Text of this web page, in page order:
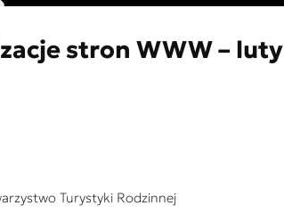
stron WWW – luty
Turystyki Rodzinnej